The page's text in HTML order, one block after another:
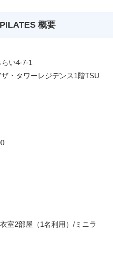
概要
い4-7-1
・タワーレジデンス1階TSU
室2部屋（1名利用）/ミニラ